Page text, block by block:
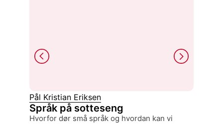
Pål Kristian Eriksen
Språk på sotteseng
hvorfor dør små språk og hvordan kan vi